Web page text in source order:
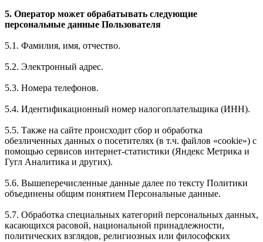
5. Оператор может обрабатывать следующие
персональные данные Пользователя
5.1. Фамилия, имя, отчество.
5.2. Электронный адрес.
5.3. Номера телефонов.
5.4. Идентификационный номер налогоплательщика (ИНН).
5.5. Также на сайте происходит сбор и обработка
обезличенных данных о посетителях (в т.ч. файлов «cookie») с
помощью сервисов интернет-статистики (Яндекс Метрика и
Гугл Аналитика и других).
5.6. Вышеперечисленные данные далее по тексту Политики
объединены общим понятием Персональные данные.
5.7. Обработка специальных категорий персональных данных,
касающихся расовой, национальной принадлежности,
политических взглядов, религиозных или философских